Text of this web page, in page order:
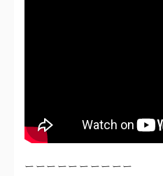
ーーーーーーーーーー